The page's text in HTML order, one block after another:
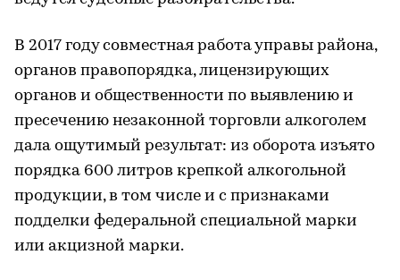
В 2017 году совместная работа управы района,
органов правопорядка, лицензирующих
органов и общественности по выявлению и
пресечению незаконной торговли алкоголем
дала ощутимый результат: из оборота изъято
порядка 600 литров крепкой алкогольной
продукции, в том числе и с признаками
подделки федеральной специальной марки
или акцизной марки.